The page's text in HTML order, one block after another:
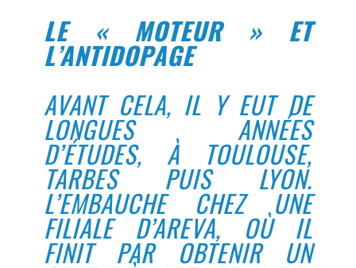
LE « MOTEUR » ET
L’ANTIDOPAGE
AVANT CELA, IL Y EUT DE
LONGUES ANNÉES
D’ÉTUDES, À TOULOUSE,
TARBES PUIS LYON.
L’EMBAUCHE CHEZ UNE
FILIALE D’AREVA, OÙ IL
FINIT PAR OBTENIR UN